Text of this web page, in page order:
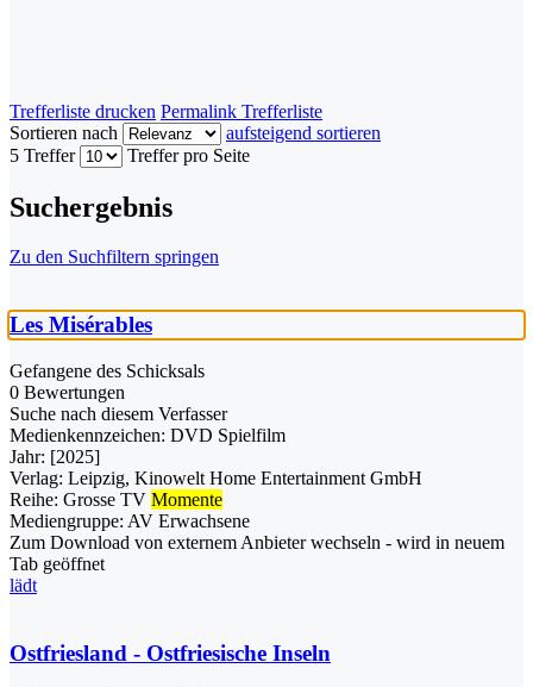
Trefferliste drucken Permalink Trefferliste
Sortieren nach
aufsteigend sortieren
5 Treffer
Treffer pro Seite
Suchergebnis
Zu den Suchfiltern springen
Les Misérables
Gefangene des Schicksals
0 Bewertungen
Suche nach diesem Verfasser
Medienkennzeichen: DVD Spielfilm
Jahr: [2025]
Verlag: Leipzig, Kinowelt Home Entertainment GmbH
Reihe: Grosse TV Momente
Mediengruppe: AV Erwachsene
Zum Download von externem Anbieter wechseln - wird in neuem
Tab geöffnet
lädt
Ostfriesland - Ostfriesische Inseln